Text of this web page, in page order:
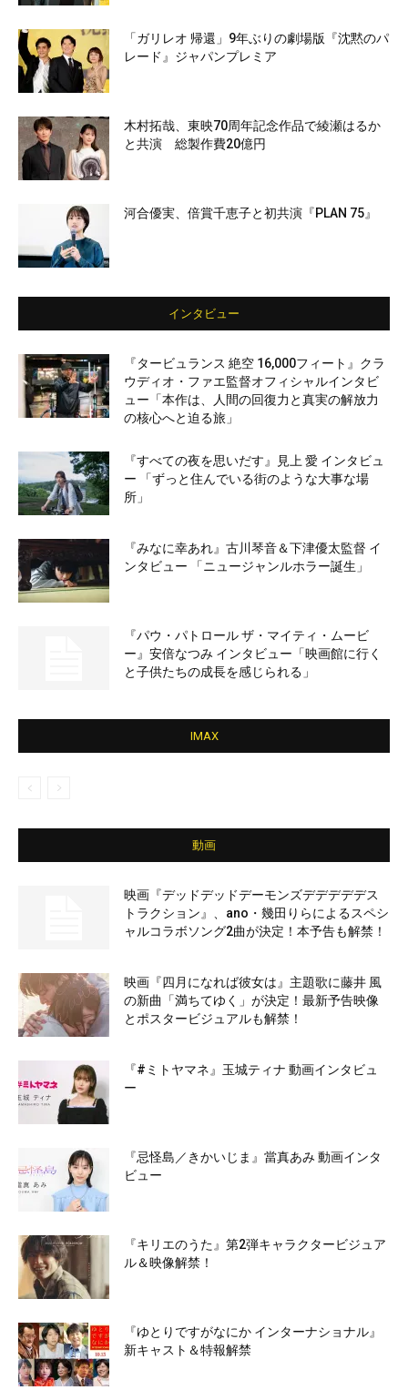
「ガリレオ 帰還」9年ぶりの劇場版『沈黙のパ
レード』ジャパンプレミア
木村拓哉、東映70周年記念作品で綾瀬はるか
と共演 総製作費20億円
河合優実、倍賞千恵子と初共演『PLAN 75』
インタビュー
『タービュランス 絶空 16,000フィート』クラ
ウディオ・ファエ監督オフィシャルインタビ
ュー「本作は、人間の回復力と真実の解放力
の核心へと迫る旅」
『すべての夜を思いだす』見上 愛 インタビュ
ー 「ずっと住んでいる街のような大事な場
所」
『みなに幸あれ』古川琴音＆下津優太監督 イ
ンタビュー 「ニュージャンルホラー誕生」
『パウ・パトロール ザ・マイティ・ムービ
ー』安倍なつみ インタビュー「映画館に行く
と子供たちの成長を感じられる」
IMAX
動画
映画『デッドデッドデーモンズデデデデデス
トラクション』、ano・幾田りらによるスペシ
ャルコラボソング2曲が決定！本予告も解禁！
映画『四月になれば彼女は』主題歌に藤井 風
の新曲「満ちてゆく」が決定！最新予告映像
とポスタービジュアルも解禁！
『#ミトヤマネ』玉城ティナ 動画インタビュ
ー
『忌怪島／きかいじま』當真あみ 動画インタ
ビュー
『キリエのうた』第2弾キャラクタービジュア
ル＆映像解禁！
『ゆとりですがなにか インターナショナル』
新キャスト＆特報解禁